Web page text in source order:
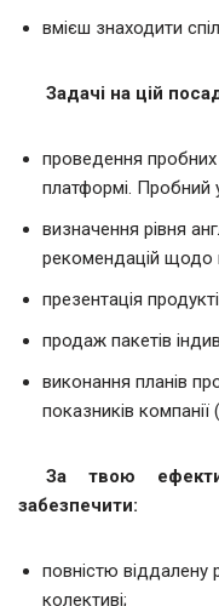
вмієш знаходити
Задачі на цій
проведення пробних
платформі. Пробний
визначення рівня
рекомендацій щодо
презентація
продаж пакетів
виконання планів
показників компанії
За твою
забезпечити:
повністю
колективі;